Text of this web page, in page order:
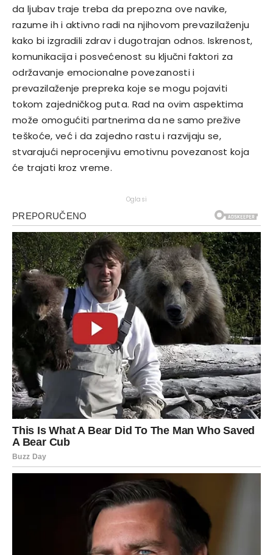
da ljubav traje treba da prepozna ove navike,
razume ih i aktivno radi na njihovom prevazilaženju
kako bi izgradili zdrav i dugotrajan odnos.Iskrenost,
komunikacija i posvećenost su ključni faktori za
održavanje emocionalne povezanosti i
prevazilaženje prepreka koje se mogu pojaviti
tokom zajedničkog puta. Rad na ovim aspektima
može omogućiti partnerima da ne samo prežive
teškoće, već i da zajedno rastu i razvijaju se,
stvarajući neprocenjivu emotivnu povezanost koja
će trajati kroz vreme.
Oglasi